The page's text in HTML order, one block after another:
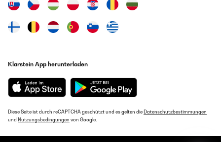
but keep in mind that you shouldnt open it unnecessarily, you
need to turn it on MAX at least 24H before your trip if you are
make sure food stays cold.I recommend this product, could have
some improvements but generally is a great product.
I am very pleased with this purchase the quality, all be it a plastic
box is well designed and well made, the top fits very snugly and
ran it for one hour to see how well it cools, it was nice and cool.
Klarstein App herunterladen
Diese Seite ist durch reCAPTCHA geschützt und es gelten die Datenschutzbestimmungen
und Nutzungsbedingungen von Google.